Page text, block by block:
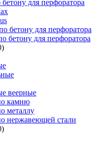
для перфоратора
бетону для перфоратора
бетону для перфоратора
веерные
камню
металлу
нержавеющей стали